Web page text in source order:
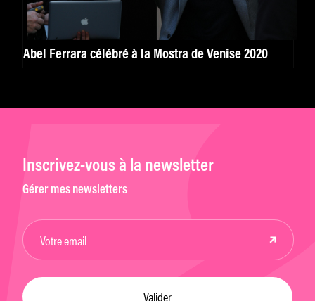
Abel Ferrara célébré à la Mostra de Venise 2020
Inscrivez-vous à la newsletter
Gérer mes newsletters